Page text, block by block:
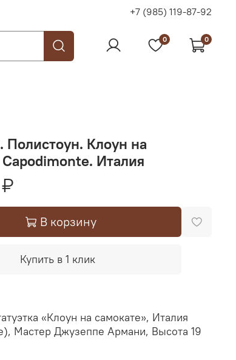
+7 (985) 119-87-92
0 0
Полистоун. Клоун на
Италия
В корзину
Купить в 1 клик
«Клоун на самокате», Италия
Мастер Джузеппе Армани, Высота 19